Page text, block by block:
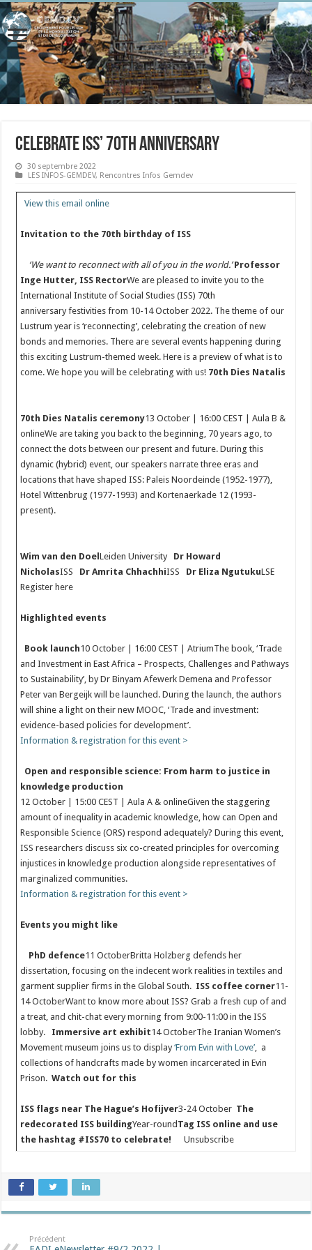
Celebrate ISS’ 70th anniversary
30 septembre 2022
LES INFOS-GEMDEV, Rencontres Infos Gemdev
View this email online
Invitation to the 70th birthday of ISS
‘We want to reconnect with all of you in the world.’ Professor
Inge Hutter, ISS RectorWe are pleased to invite you to the
International Institute of Social Studies (ISS) 70th
anniversary festivities from 10-14 October 2022. The theme of our
Lustrum year is ‘reconnecting’, celebrating the creation of new
bonds and memories. There are several events happening during
this exciting Lustrum-themed week. Here is a preview of what is to
come. We hope you will be celebrating with us! 70th Dies Natalis
70th Dies Natalis ceremony13 October | 16:00 CEST | Aula B &
onlineWe are taking you back to the beginning, 70 years ago, to
connect the dots between our present and future. During this
dynamic (hybrid) event, our speakers narrate three eras and
locations that have shaped ISS: Paleis Noordeinde (1952-1977),
Hotel Wittenbrug (1977-1993) and Kortenaerkade 12 (1993-
present).
Wim van den DoelLeiden University Dr Howard
NicholasISS Dr Amrita ChhachhiISS Dr Eliza NgutukuLSE
Register here
Highlighted events
Book launch10 October | 16:00 CEST | AtriumThe book, ‘Trade
and Investment in East Africa – Prospects, Challenges and Pathways
to Sustainability’, by Dr Binyam Afewerk Demena and Professor
Peter van Bergeijk will be launched. During the launch, the authors
will shine a light on their new MOOC, ‘Trade and investment:
evidence-based policies for development’.
Information & registration for this event >
Open and responsible science: From harm to justice in
knowledge production
12 October | 15:00 CEST | Aula A & onlineGiven the staggering
amount of inequality in academic knowledge, how can Open and
Responsible Science (ORS) respond adequately? During this event,
ISS researchers discuss six co-created principles for overcoming
injustices in knowledge production alongside representatives of
marginalized communities.
Information & registration for this event >
Events you might like
PhD defence11 OctoberBritta Holzberg defends her
dissertation, focusing on the indecent work realities in textiles and
garment supplier firms in the Global South. ISS coffee corner11-
14 OctoberWant to know more about ISS? Grab a fresh cup of and
a treat, and chit-chat every morning from 9:00-11:00 in the ISS
lobby. Immersive art exhibit14 OctoberThe Iranian Women’s
Movement museum joins us to display‘From Evin with Love’, a
collections of handcrafts made by women incarcerated in Evin
Prison.Watch out for this
ISS flags near The Hague’s Hofijver3-24 October The
redecorated ISS buildingYear-round Tag ISS online and use
the hashtag #ISS70 to celebrate! Unsubscribe
Précédent